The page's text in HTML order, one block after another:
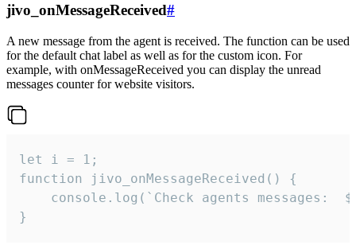
jivo_onMessageReceived#
A new message from the agent is received. The function can be used
for the default chat label as well as for the custom icon. For
example, with onMessageReceived you can display the unread
messages counter for website visitors.
let i = 1;
function jivo_onMessageReceived() {
}